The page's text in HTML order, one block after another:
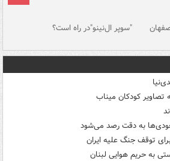
در اصفهان "سوپر ال‌نینو"در راه است؟
کودکان میناب
به دقت رصد می‌شود
به حریم هوایی لبنان